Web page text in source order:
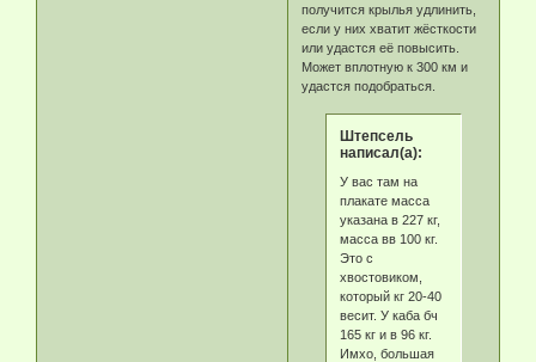
получится крылья удлинить,
если у них хватит жёсткости
или удастся её повысить.
Может вплотную к 300 км и
удастся подобраться.
Штепсель
написал(а):
У вас там на
плакате масса
указана в 227 кг,
масса вв 100 кг.
Это с
хвостовиком,
который кг 20-40
весит. У каба бч
165 кг и в 96 кг.
Имхо, большая